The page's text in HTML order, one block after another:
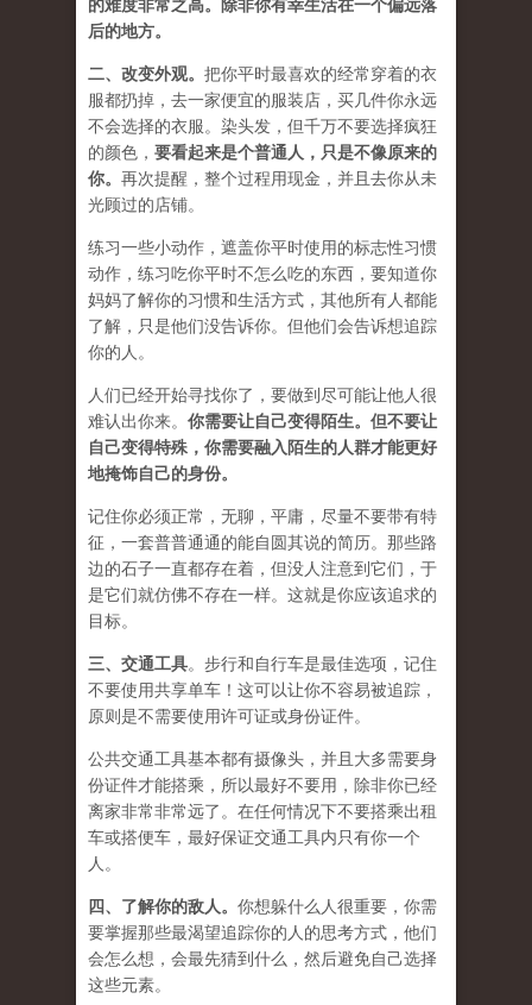
的难度非常之高。除非你有幸生活在一个偏远落
后的地方。
二、 改变外观。 把你平时最喜欢的经常穿着的衣
服都扔掉，去一家便宜的服装店，买几件你永远
不会选择的衣服。染头发，但千万不要选择疯狂
的颜色， 要看起来是个普通人，只是不像原来的
你。 再次提醒，整个过程用现金，并且去你从未
光顾过的店铺。
练习一些小动作，遮盖你平时使用的标志性习惯
动作，练习吃你平时不怎么吃的东西，要知道你
妈妈了解你的习惯和生活方式，其他所有人都能
了解，只是他们没告诉你。但他们会告诉想追踪
你的人。
人们已经开始寻找你了，要做到尽可能让他人很
难认出你来。 你需要让自己变得陌生。但不要让
自己变得特殊，你需要融入陌生的人群才能更好
地掩饰自己的身份。
记住你必须正常，无聊，平庸，尽量不要带有特
征，一套普普通通的能自圆其说的简历。那些路
边的石子一直都存在着，但没人注意到它们，于
是它们就仿佛不存在一样。这就是你应该追求的
目标。
三、 交通工具。步行和自行车是最佳选项，记住
不要使用共享单车！这可以让你不容易被追踪，
原则是不需要使用许可证或身份证件。
公共交通工具基本都有摄像头，并且大多需要身
份证件才能搭乘，所以最好不要用，除非你已经
离家非常非常远了。在任何情况下不要搭乘出租
车或搭便车，最好保证交通工具内只有你一个
人。
四、 了解你的敌人。 你想躲什么人很重要，你需
要掌握那些最渴望追踪你的人的思考方式，他们
会怎么想，会最先猜到什么，然后避免自己选择
这些元素。